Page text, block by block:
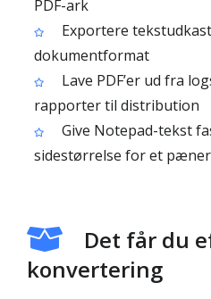
PDF-ark
Exportere
dokumentformat
Lave PDF’er ud fra
rapporter til distribution
Give Notepad-tekst
sidestørrelse for et
Det får du
konvertering